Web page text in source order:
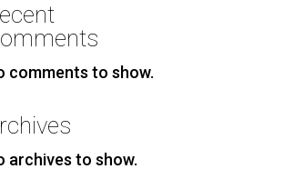
comments to show.
archives to show.